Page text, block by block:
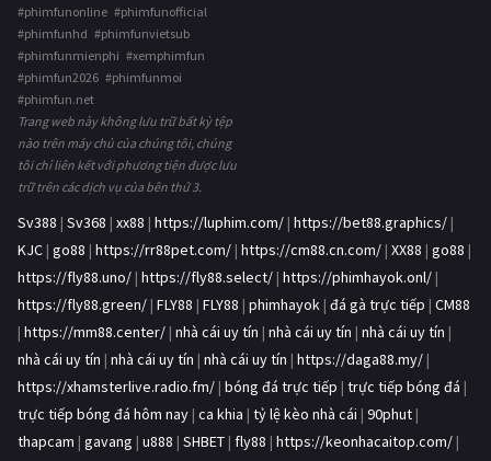
#phimfunonline #phimfunofficial
#phimfunhd #phimfunvietsub
#phimfunmienphi #xemphimfun
#phimfun2026 #phimfunmoi
#phimfun.net
Trang web này không lưu trữ bất kỳ tệp
nào trên máy chủ của chúng tôi, chúng
tôi chỉ liên kết với phương tiện được lưu
trữ trên các dịch vụ của bên thứ 3.
Sv388 | Sv368 | xx88 | https://luphim.com/ | https://bet88.graphics/ |
KJC | go88 | https://rr88pet.com/ | https://cm88.cn.com/ | XX88 | go88 |
https://fly88.uno/ | https://fly88.select/ | https://phimhayok.onl/ |
https://fly88.green/ | FLY88 | FLY88 | phimhayok | đá gà trực tiếp | CM88
| https://mm88.center/ | nhà cái uy tín | nhà cái uy tín | nhà cái uy tín |
nhà cái uy tín | nhà cái uy tín | nhà cái uy tín | https://daga88.my/ |
https://xhamsterlive.radio.fm/ | bóng đá trực tiếp | trực tiếp bóng đá |
trực tiếp bóng đá hôm nay | ca khia | tỷ lệ kèo nhà cái | 90phut |
thapcam | gavang | u888 | SHBET | fly88 | https://keonhacaitop.com/ |